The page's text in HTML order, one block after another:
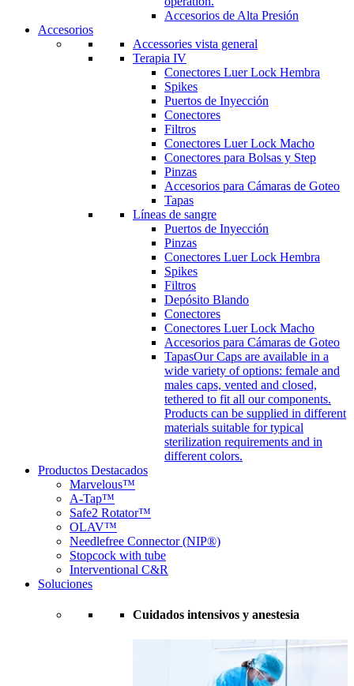
Accesorios de Alta Presión
Accesorios
Accessories vista general
Terapia IV
Conectores Luer Lock Hembra
Spikes
Puertos de Inyección
Conectores
Filtros
Conectores Luer Lock Macho
Conectores para Bolsas y Step
Pinzas
Accesorios para Cámaras de Goteo
Tapas
Líneas de sangre
Puertos de Inyección
Pinzas
Conectores Luer Lock Hembra
Spikes
Filtros
Depósito Blando
Conectores
Conectores Luer Lock Macho
Accesorios para Cámaras de Goteo
TapasOur Caps are available in a
wide variety of options: female and
males caps, vented and closed,
tethered to fit all our components.
Products can be supplied in different
materials suitable for typical
sterilization requirements and in
different colors.
Productos Destacados
Marvelous™
A-Tap™
Safe2 Rotator™
OLAV™
Needlefree Connector (NIP®)
Stopcock with tube
Interventional C&R
Soluciones
Cuidados intensivos y anestesia